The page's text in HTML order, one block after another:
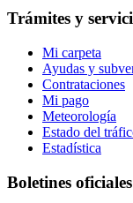
Trámites y
Mi carpeta
Ayudas y
Contrataciones
Mi pago
Meteorología
Estado del
Estadística
Boletines oficiales